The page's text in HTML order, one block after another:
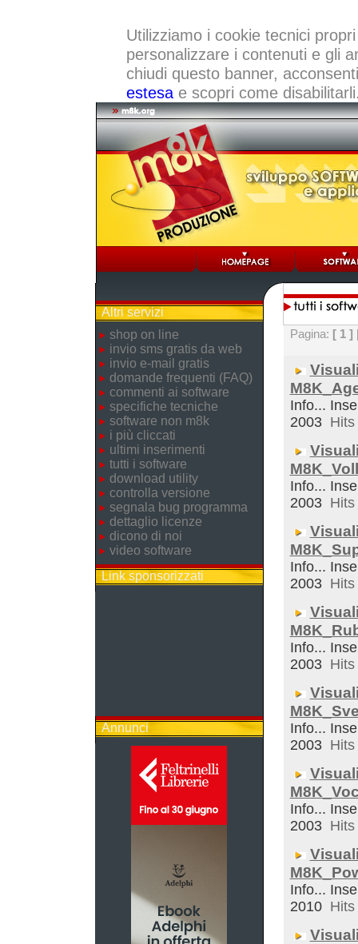
Utilizziamo i cookie tecnici
personalizzare i contenuti e gli
chiudi questo banner,
estesae scopri come
Altri servizi
shop on line
invio sms gratis da web
invio e-mail gratis
domande frequenti (FAQ)
commenti ai software
specifiche tecniche
software non m8k
i più cliccati
ultimi inserimenti
tutti i software
download utility
controlla versione
segnala bug programma
dettaglio licenze
dicono di noi
video software
Link sponsorizzati
Annunci
Pagina: [ 1 ]
Info...
2003
Info...
2003
Info...
2003
Info...
2003
Info...
2003
Info...
2003
Info...
2010